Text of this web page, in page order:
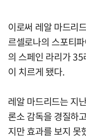
이로써 레알 마드리
르셀로나의 스포티
의 스페인 라리가
이 치르게 됐다.
레알 마드리드는 지
론소 감독을 경질하
지만 효과를 보지 못